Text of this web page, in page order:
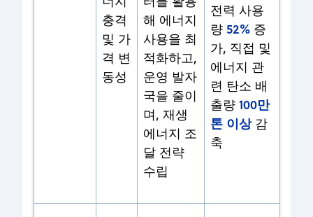
충격
및 가
격 변
동성
해 에너지
사용을 최
적화하고,
운영 발자
국을 줄이
며, 재생
에너지 조
달 전략
수립
전력 사용
량 52% 증
가, 직접 및
에너지 관
련 탄소 배
출량 100만
톤 이상감
축